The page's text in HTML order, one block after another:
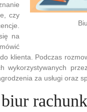
czy
na
klienta. Podczas
wykorzystywanych
za usługi oraz
biur